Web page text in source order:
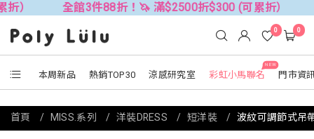
全館3件88折！🦄 滿$2500折$300 (可累折） 全館3
本周新品 熱銷TOP30 涼感研究室
NEW
彩虹小馬聯名 門市資
0 0
首頁 MISS.系列 洋裝DRESS 短洋裝 波紋可調節式吊